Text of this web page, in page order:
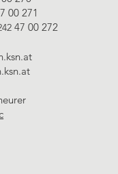
00 271
47 00 272